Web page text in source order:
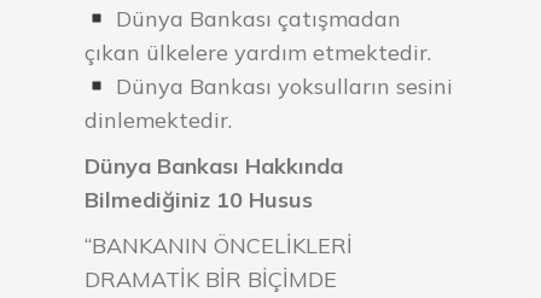
Dünya Bankası çatışmadan
çıkan ülkelere yardım etmektedir.
Dünya Bankası yoksulların sesini
dinlemektedir.
Dünya Bankası Hakkında
Bilmediğiniz 10 Husus
“BANKANIN ÖNCELİKLERİ
DRAMATİK BİR BİÇİMDE